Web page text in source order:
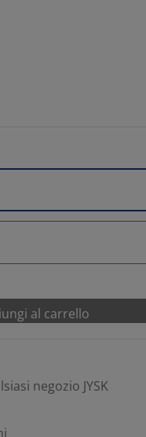
al carrello
negozio JYSK